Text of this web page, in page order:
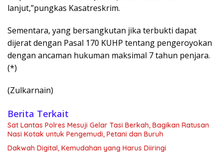
lanjut,”pungkas Kasatreskrim.
Sementara, yang bersangkutan jika terbukti dapat
dijerat dengan Pasal 170 KUHP tentang pengeroyokan
dengan ancaman hukuman maksimal 7 tahun penjara.
(*)
(Zulkarnain)
Berita Terkait
Sat Lantas Polres Mesuji Gelar Tasi Berkah, Bagikan Ratusan
Nasi Kotak untuk Pengemudi, Petani dan Buruh
Dakwah Digital, Kemudahan yang Harus Diiringi